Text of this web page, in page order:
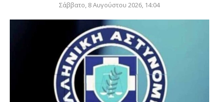
Σάββατο, 8 Αυγούστου 2026, 14:04